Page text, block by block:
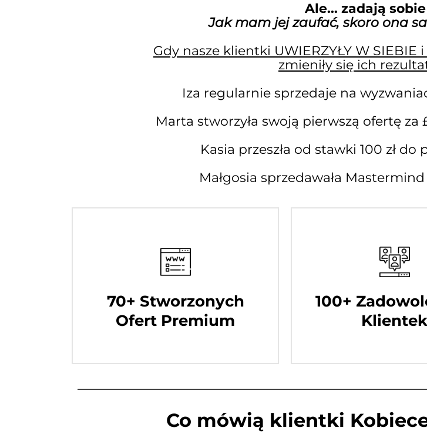
Ale... zadają
Jak mam jej zaufać, skoro ona
Gdy nasze klientki UWIERZYŁY W SIEBIE
zmieniły się ich
Iza regularnie sprzedaje na
Marta stworzyła swoją pierwszą ofertę za
Kasia przeszła od stawki 100 zł
Małgosia sprzedawała Mastermind
70+ Stworzonych
Ofert Premium
100+
Klientek
Co mówią klientki